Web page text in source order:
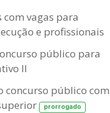
com vagas para
e profissionais
público para
II
concurso público com
prorrogado